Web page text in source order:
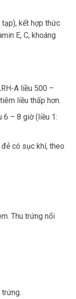
kết hợp thức
E, C, khoáng
A liều 500 –
liều thấp hơn.
6 – 8 giờ (liều 1:
có sục khí, theo
Thu trứng nổi